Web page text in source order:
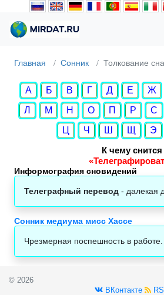
Главная Сонник Толкование сна
А Б В Г Д Е Ж
Л
М Н О П Р С
Ц
Ч Ш Щ Э
К чему снится
Информография сновидений
Телеграфный перевод - далекая
Сонник медиума мисс Хассе
Чрезмерная поспешность в работе.
© 2026
ВКонтакте